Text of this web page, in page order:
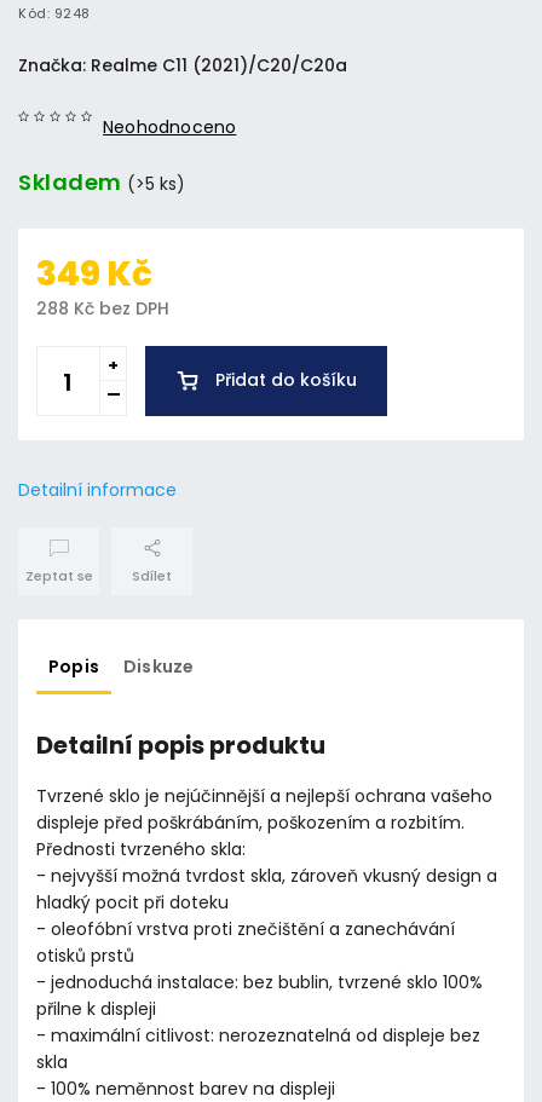
Kód: 9248
Neohodnoceno
Značka: Realme C11 (2021)/C20/C20a
Skladem (>5 ks)
349 Kč
288 Kč bez DPH
Přidat do košíku
Detailní informace
Zeptat se Sdílet
Popis Diskuze
Detailní popis produktu
Tvrzené sklo je nejúčinnější a nejlepší ochrana vašeho
displeje před poškrábáním, poškozením a rozbitím.
Přednosti tvrzeného skla:
- nejvyšší možná tvrdost skla, zároveň vkusný design a
hladký pocit při doteku
- oleofóbní vrstva proti znečištění a zanechávání
otisků prstů
- jednoduchá instalace: bez bublin, tvrzené sklo 100%
přilne k displeji
- maximální citlivost: nerozeznatelná od displeje bez
skla
- 100% neměnnost barev na displeji